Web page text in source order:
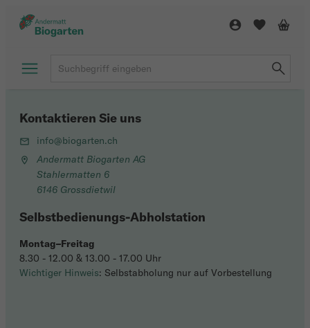
Kontaktieren Sie uns
info@biogarten.ch
Andermatt Biogarten AG
Stahlermatten 6
6146 Grossdietwil
Selbstbedienungs-Abholstation
Montag–Freitag
8.30 - 12.00 & 13.00 - 17.00 Uhr
Wichtiger Hinweis: Selbstabholung nur auf Vorbestellung